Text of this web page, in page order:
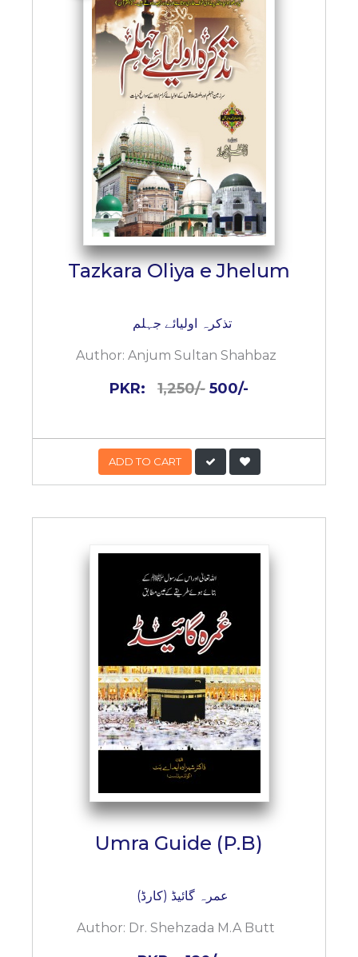
UPCOMINGS
Tazkara Oliya e Jhelum
تذکرہ اولیائے جہلم
Author: Anjum Sultan Shahbaz
PKR: 1,250/- 500/-
ADD TO CART
Umra Guide (P.B)
عمرہ گائیڈ (کارڈ)
Author: Dr. Shehzada M.A Butt